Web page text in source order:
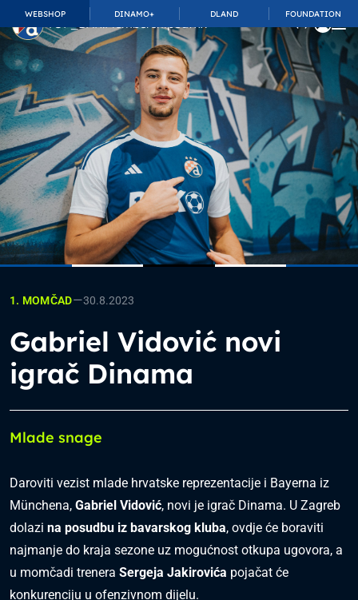
WEBSHOP DINAMO+ DLAND FOUNDATION
TOP_BAR.MembershipSuffix
1. MOMČAD—30.8.2023
Gabriel Vidović novi
igrač Dinama
Mlade snage
Daroviti vezist mlade hrvatske reprezentacije i Bayerna iz
Münchena, Gabriel Vidović, novi je igrač Dinama. U Zagreb
dolazi na posudbu iz bavarskog kluba, ovdje će boraviti
najmanje do kraja sezone uz mogućnost otkupa ugovora, a
u momčadi trenera Sergeja Jakirovića pojačat će
konkurenciju u ofenzivnom dijelu.